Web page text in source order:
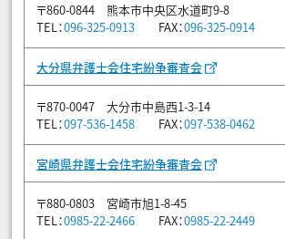
〒860-0844 熊本市中央区水道町9-8
TEL：096-325-0913 FAX：096-325-0914
大分県弁護士会住宅紛争審査会
〒870-0047 大分市中島西1-3-14
TEL：097-536-1458 FAX：097-538-0462
宮崎県弁護士会住宅紛争審査会
〒880-0803 宮崎市旭1-8-45
TEL：0985-22-2466 FAX：0985-22-2449